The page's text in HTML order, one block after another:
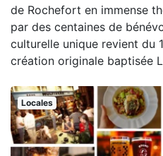
de Rochefort en immense
par des centaines de
culturelle unique revient du
création originale baptisée
Locales